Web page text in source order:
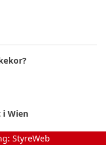
Wien
StyreWeb